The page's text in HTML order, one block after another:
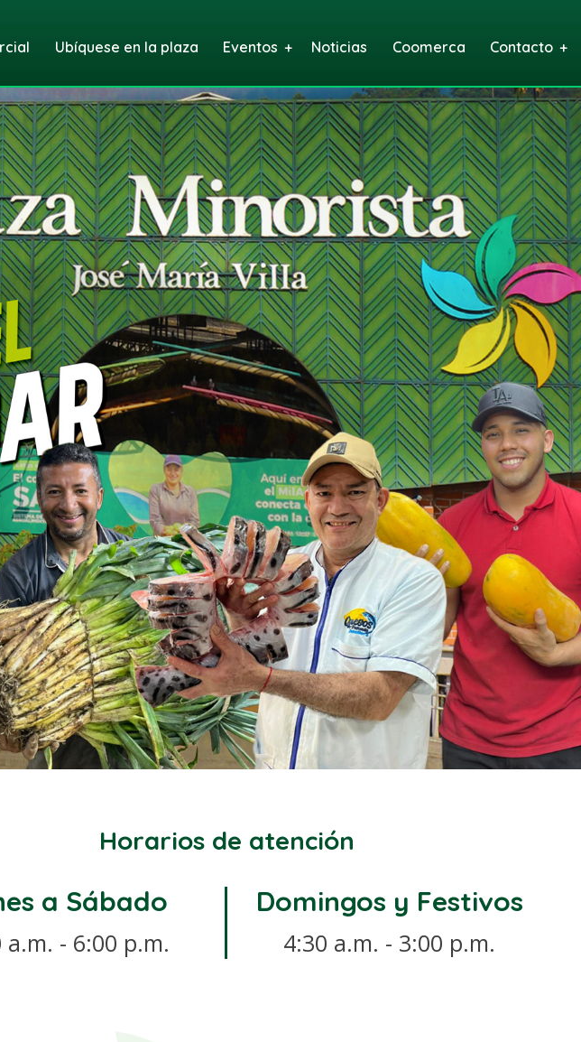
Ubíquese en la plaza Eventos Noticias Coomerca Contacto
Horarios de atención
a Sábado
a.m. - 6:00 p.m.
Domingos y Festivos
4:30 a.m. - 3:00 p.m.